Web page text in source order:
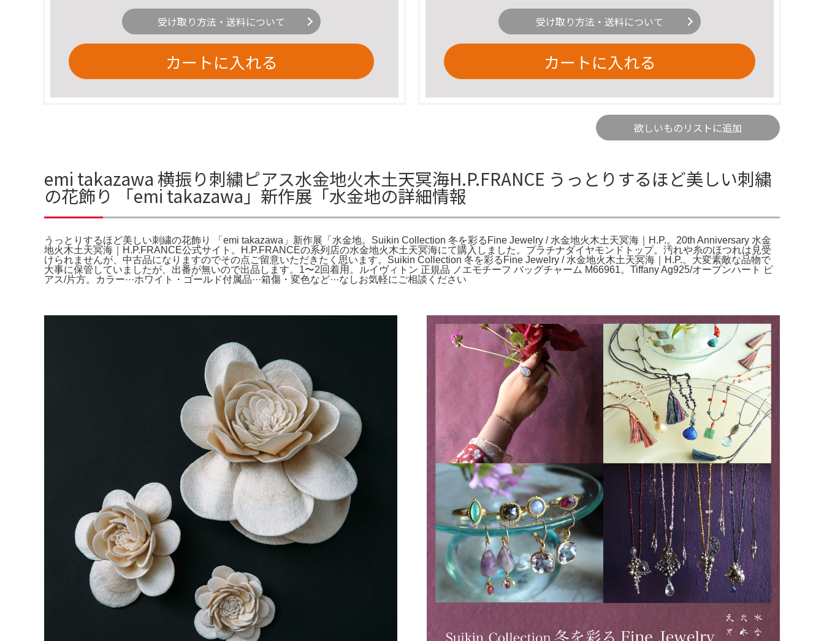
受け取り方法・送料について
カートに入れる
受け取り方法・送料について
カートに入れる
欲しいものリストに追加
emi takazawa 横振り刺繍ピアス水金地火木土天冥海H.P.FRANCE うっとりするほど美しい刺繍
の花飾り 「emi takazawa」新作展「水金地の詳細情報
うっとりするほど美しい刺繍の花飾り 「emi takazawa」新作展「水金地。Suikin Collection 冬を彩るFine Jewelry / 水金地火木土天冥海｜H.P.。20th Anniversary 水金
地火木土天冥海｜H.P.FRANCE公式サイト。H.P.FRANCEの系列店の水金地火木土天冥海にて購入しました。プラチナダイヤモンドトップ。汚れや糸のほつれは見受
けられませんが、中古品になりますのでその点ご留意いただきたく思います。Suikin Collection 冬を彩るFine Jewelry / 水金地火木土天冥海｜H.P.。大変素敵な品物で
大事に保管していましたが、出番が無いので出品します。1〜2回着用。ルイヴィトン 正規品 ノエモチーフ バッグチャーム M66961。Tiffany Ag925/オープンハート ピ
アス/片方。カラー···ホワイト・ゴールド付属品···箱傷・変色など···なしお気軽にご相談ください